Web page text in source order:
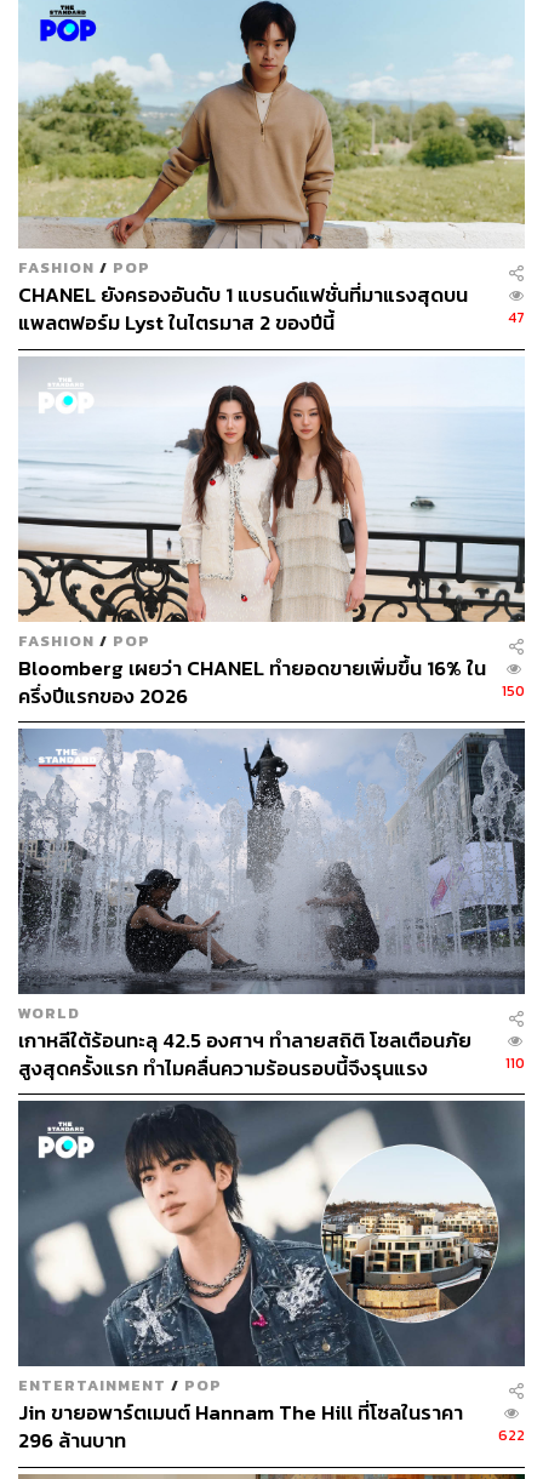
ซึ่งการวางกลยุทธ์และการ Connect The Dots ของโชว์
CHANEL Métiers d’art 2026 ที่กรุงโซลก็ถือว่ายอดเยี่ยม โดย
เริ่มจากสถานที่จัดโชว์ ณ พิพิธภัณฑ์ Centre Pompidou
Hanwha ที่กำลังจะเปิดวันที่ 4 มิถุนายน ซึ่งถึงแม้เอฟเฟกต์
อาจไม่ตระการตาเท่ารถไฟใต้ดิน Bowery ที่นิวยอร์ก แต่
CHANEL ก็เลือกที่จะเน้นโชว์พลังรอบนี้กับโลกศิลปะ ที่ทาง
แบรนด์สามารถต่อรองมาเป็นแบรนด์แรกที่จัดแฟชั่นโชว์ ณ
พิพิธภัณฑ์แห่งนี้ท่ามกลางผลงานระดับตำนานอย่างของ
Pablo Picasso ซึ่งเป็นหนึ่งในเพื่อนสนิทของ Gabrielle
Chanel
ด้านแขกที่มาโชว์นี้ก็ตามคาดสามารถ Break The Internet
ได้สำเร็จ เริ่มที่นางเอกของงานอย่าง JENNIE แบรนด์แอมบา
สเดอร์คนสำคัญของ CHANEL ที่มาแสดงช่วง Afterparty ซึ่ง
ในตอนแรกหลายคนก็อาจมีการวิเคราะห์ว่าเธอไม่น่ามาโชว์
รอบเดียวกันกับ G-Dragon แบรนด์แอมบาสเดอร์คนแรกจาก
เกาหลีใต้เพราะเหตุผลส่วนตัว แต่ปรากฏว่าเธอก็มานั่งดูโชว์
รอบเดียวกันและห่างกันแค่ 5 คน
ต่อมาแขกจากประเทศไทยก็ประกอบไปด้วย 3 คน เริ่มจาก
แอลลี่ – อชิรญา แบรนด์แอมบาสเดอร์ของ CHANEL ที่
เติบโตกับการฝึกฝนเป็นศิลปินที่เกาหลีใต้ ต่อด้วย ใบปอ ธิติยา
นักแสดงและ Friend of the House ที่แบรนด์อยู่เคียงข้างเธอ
มาตั้งแต่ก้าวเข้ามาในวงการภาพยนตร์ และปิดท้ายด้วย เอส
อยู่ในกลุ่มที่เราขอนิยามว่า “Test & Trial” เหมือนกับสอง
สมาชิกของ CORTIS อย่าง MARTIN และ KEONHO รวมถึง
KAZUHA วง Le Sserafim และ WONBIN วง RIIZE โดย
ทั้งหมดก็เป็นแขกของโชว์ CHANEL Métiers d’art 2026 ที่
กรุงโซล และแบรนด์น่าจะอยากทำความรู้จัก เช็คเคมี เช็ค
กระแส และศึกษาเรื่องทัศนคติและมุมมองของแต่ละคน ซึ่ง
ทั้งหมดก็เป็นค่ามาตรฐานที่ทุกแบรนด์ลักชัวรีเลือกทำ ก่อนที่
จะต่อยอดและยกระดับความสัมพันธ์ต่อไปเรื่อยๆ
ปิดท้ายด้วยเรื่องนางแบบ ซึ่งสำหรับโชว์นี้ก็ทำให้เห็นว่า
Matthieu Blazy ต้องการให้ผู้หญิงกลุ่มนี้กลายเป็นอีกหนึ่งห้อง
หัวใจสำคัญของแบรนด์ที่จะช่วยสร้างเสน่ห์ สร้างความสุข
และเป็นตัวแทนของผู้หญิง CHANEL ในยุคปัจจุบัน โดยสิ่งที่
น่าชื่นชมก็คือการที่ Bhavitha Mandava นางแบบและแบรนด์
แอมบาสเดอร์จากอินเดียก็ยังเป็นคนลีดคอลเล็กชันนี้ด้วยการ
เปิดโชว์ในลุคสุดไวรัลกับสเวตเตอร์สีเบจ ซึ่งทำให้เห็นว่าแม้
โชว์จะมาจัดที่เกาหลีใต้ แต่ทุกอย่างก็ไม่จำเป็นต้องเป็น K-
Beauty ไปหมด ส่วนที่งดงามไม่แพ้กันก็คือการปิดแฟชั่นโชว์
ด้วยนางแบบ Sora Choi ที่ใส่ชุดเดรสสีขาว พร้อมเผยให้เห็น
ว่าเธอกำลังตั้งครรภ์ ซึ่งก็ทำให้ว่าผู้หญิงที่จะใส่เสื้อผ้า
CHANEL ยุค Matthieu Blazy ก็มาได้ในทุกช่วงชีวิตของตัว
ทั้งหมดทั้งมวลแล้ว แฟชั่นโชว์ Métiers d’art 2026 ที่กรุงโซล
ก็ทำให้เห็นว่าการที่แบรนด์มหาอำนาจอย่าง CHANEL จะจัด
หนึ่งแฟชั่นโชว์ก็ล้วนแล้วมีเหตุและผลทั้งหมดเพื่อขับเคลื่อน
FASHION / POP
CHANEL ยังครองอันดับ 1 แบรนด์แฟชั่นที่มาแรงสุดบน
แพลตฟอร์ม Lyst ในไตรมาส 2 ของปีนี้
47
FASHION / POP
Bloomberg เผยว่า CHANEL ทำยอดขายเพิ่มขึ้น 16% ใน
ครึ่งปีแรกของ 2026
150
WORLD
เกาหลีใต้ร้อนทะลุ 42.5 องศาฯ ทำลายสถิติ โซลเตือนภัย
สูงสุดครั้งแรก ทำไมคลื่นความร้อนรอบนี้จึงรุนแรง
110
ENTERTAINMENT / POP
Jin ขายอพาร์ตเมนต์ Hannam The Hill ที่โซลในราคา
296 ล้านบาท
622